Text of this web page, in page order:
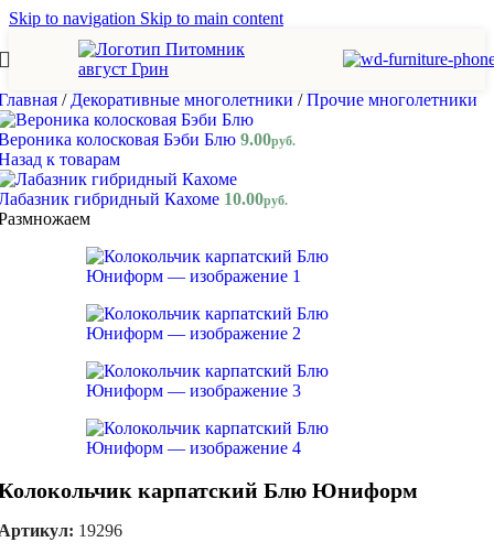
Skip to navigation Skip to main content
/ Декоративные многолетники / Прочие многолетники
колосковая Бэби Блю 9.00руб.
к товарам
гибридный Кахоме 10.00руб.
карпатский Блю Юниформ
19296